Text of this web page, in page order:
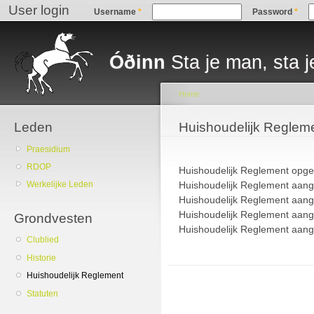
User login Username * Password*
Óðinn Sta je man, sta
Main menu
Leden
Praesidium
RDOP
Werkelijke Leden
Grondvesten
Clublied
Historie
Huishoudelijk Reglement
Statuten
You are here
Home
Huishoudelijk
Huishoudelijk Reglement
Huishoudelijk Reglement
Huishoudelijk Reglement
Huishoudelijk Reglement
Huishoudelijk Reglement